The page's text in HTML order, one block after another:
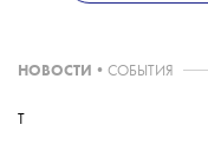
НОВОСТИ • СОБЫТИЯ
T